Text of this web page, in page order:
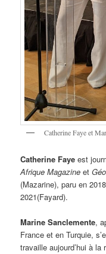
Catherine Faye et
Catherine Faye est
Afrique Magazine etGéo
(Mazarine), paru en
2021(Fayard).
Marine Sanclemente,
France et en Turquie,
travaille aujourd’hui à